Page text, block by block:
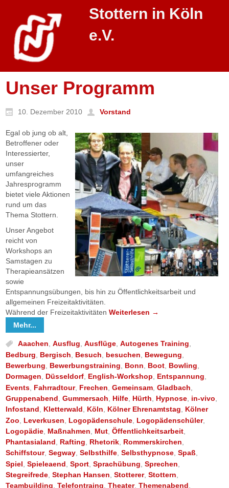
Stottern in Köln
e.V.
Unser Programm
10. Dezember 2010 Vorstand
Egal ob jung ob alt,
Betroffener oder
Interessierter,
unser
umfangreiches
Jahresprogramm
bietet viele Aktionen
rund um das
Thema Stottern.
Unser Angebot
reicht von
Workshops an
Samstagen zu
Therapieansätzen
sowie
Entspannungsübungen, bis hin zu Öffentlichkeitsarbeit und
allgemeinen Freizeitaktivitäten.
Während der Freizeitaktivitäten Weiterlesen →
Mehr...
Aaachen, Ausflug, Ausflüge, Autogenes Training,
Bedburg
Bergisch Besuch besuchen Bewegung
Bewerbung, Bewerbungstraining, Bonn, Boot, Bowling,
Dormagen, Düsseldorf, English-Workshop, Entspannung,
Events Fahrradtour, Frechen Gemeinsam Gladbach
Gruppenabend, Gummersach, Hilfe, Hürth, Hypnose, in-vivo,
Infostand, Kletterwald, Köln, Kölner Ehrenamtstag, Kölner
Zoo
Leverkusen Logopädenschule Logopädenschüler,
Logopädie Maßnahmen Mut Öffentlichkeitsarbeit
Phantasialand, Rafting, Rhetorik, Rommerskirchen,
Schiffstour, Segway, Selbsthilfe, Selbsthypnose, Spaß,
Spiel Spieleaend Sport Sprachübung Sprechen
Stegreifrede, Stephan Hansen, Stotterer, Stottern,
Teambuilding, Telefontraing, Theater, Themenabend ,